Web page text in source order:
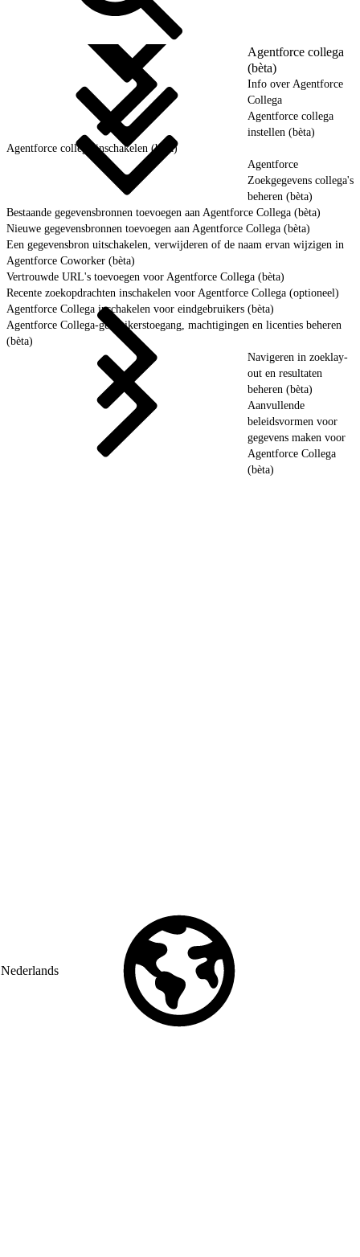
Agentforce collega
(bèta)
Info over Agentforce
Collega
Agentforce collega
instellen (bèta)
Agentforce collega inschakelen (bèta)
Agentforce
Zoekgegevens collega's
beheren (bèta)
Bestaande gegevensbronnen toevoegen aan Agentforce Collega (bèta)
Nieuwe gegevensbronnen toevoegen aan Agentforce Collega (bèta)
Een gegevensbron uitschakelen, verwijderen of de naam ervan wijzigen in
Agentforce Coworker (bèta)
Vertrouwde URL's toevoegen voor Agentforce Collega (bèta)
Recente zoekopdrachten inschakelen voor Agentforce Collega (optioneel)
Agentforce Collega inschakelen voor eindgebruikers (bèta)
Agentforce Collega-gebruikerstoegang, machtigingen en licenties beheren
(bèta)
Navigeren in zoeklay-
out en resultaten
beheren (bèta)
Aanvullende
beleidsvormen voor
gegevens maken voor
Agentforce Collega
(bèta)
Nederlands